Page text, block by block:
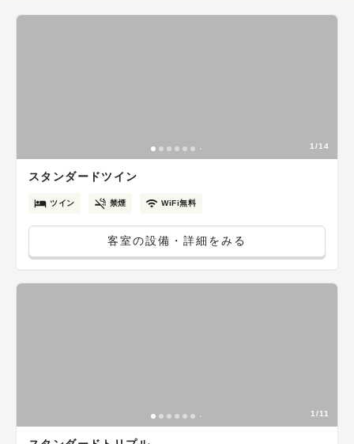
1/14
スタンダードツイン
ツイン 禁煙 WiFi無料
客室の設備・詳細をみる
1/11